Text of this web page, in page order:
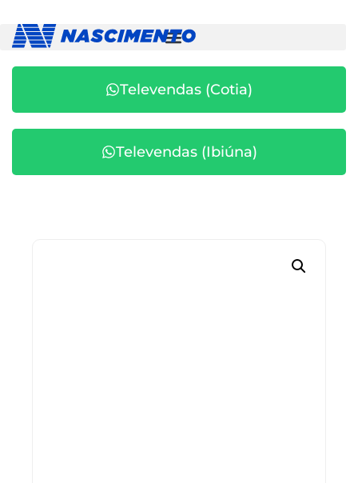
Televendas (Cotia)
Televendas (Ibiúna)